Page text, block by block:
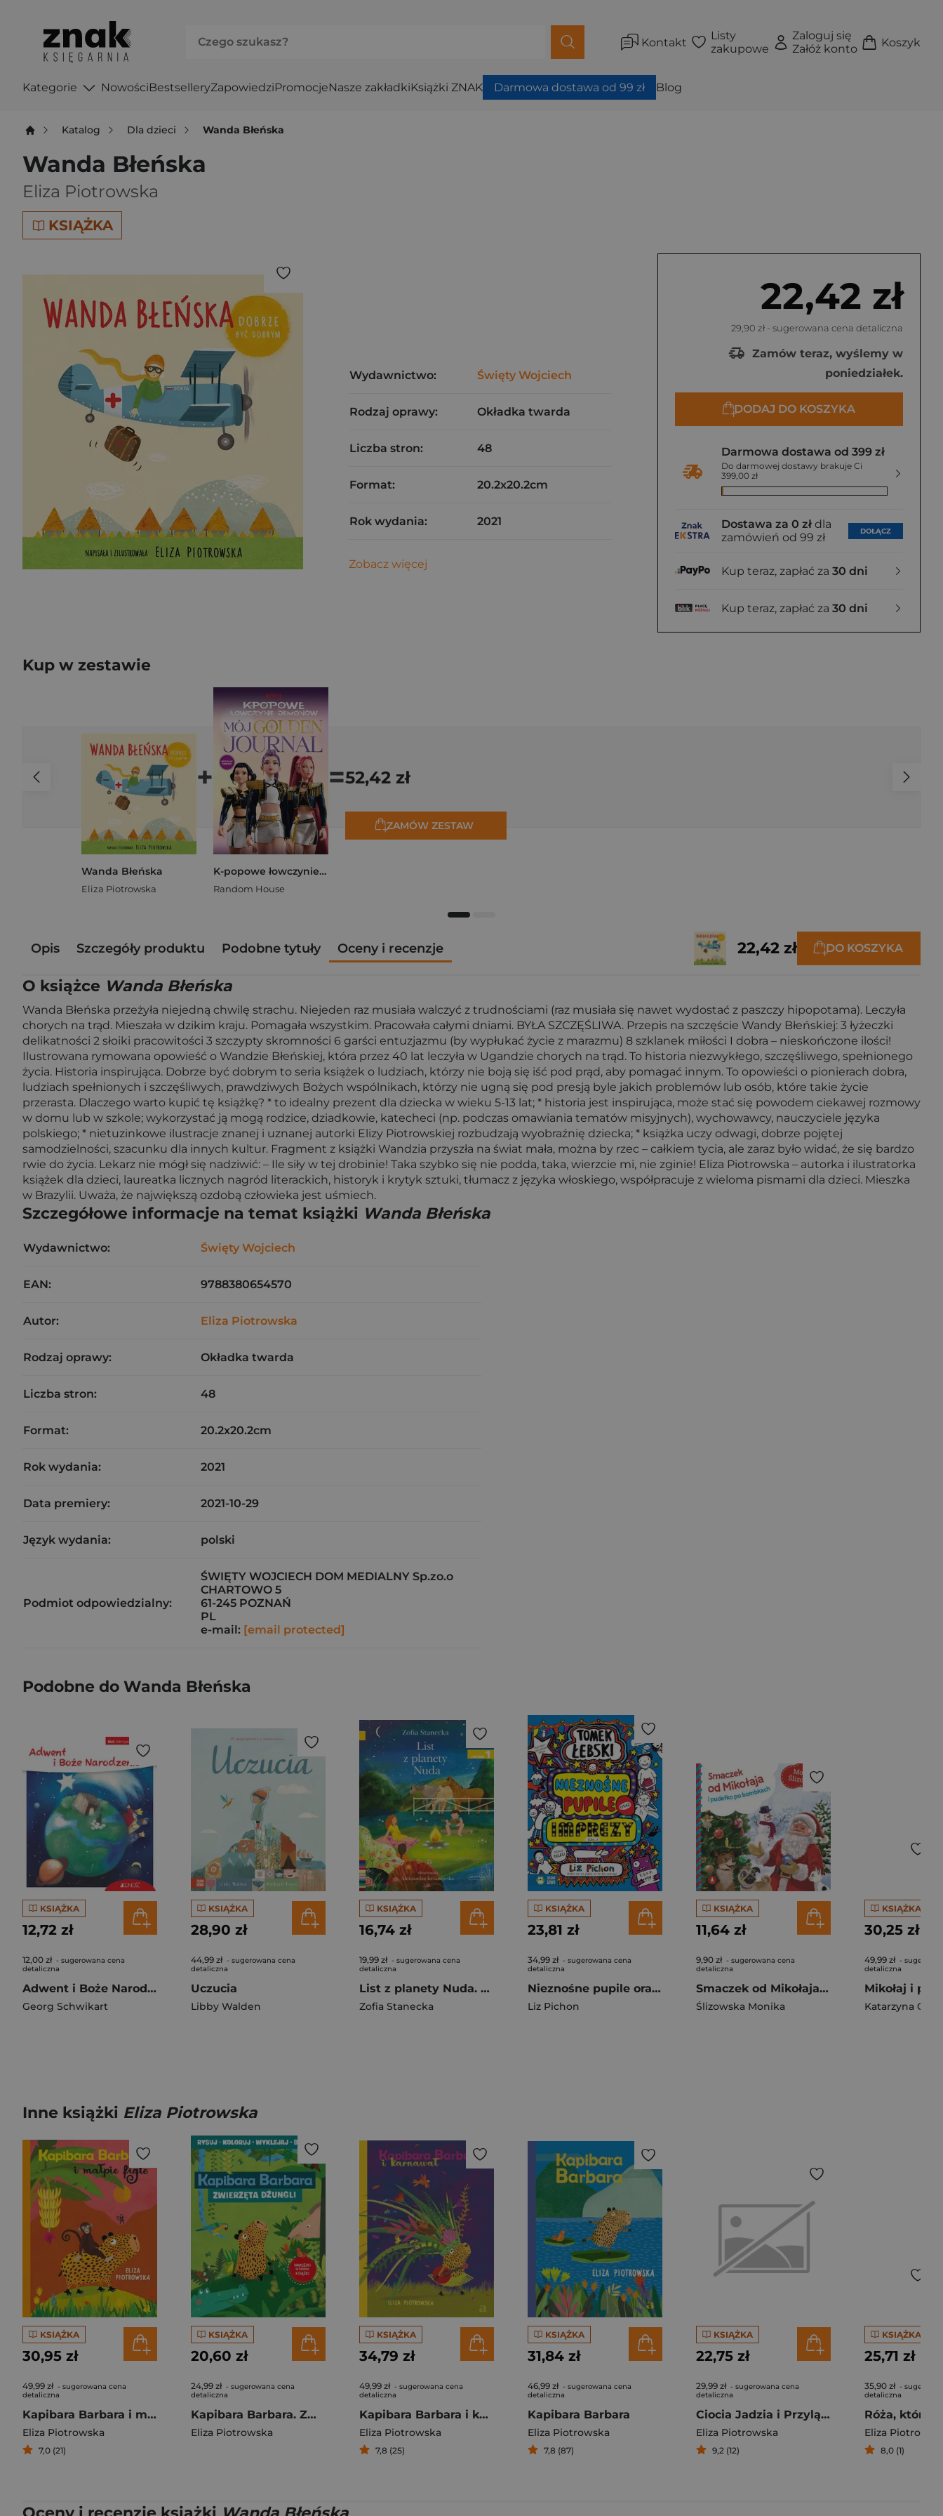
Kontakt
Listy
zakupowe
Zaloguj się
Załóż konto
Koszyk
Kategorie NowościBestselleryZapowiedziPromocjeNasze zakładkiKsiążki ZNAK Darmowa dostawa od 99 zł Blog
Katalog Dla dzieci Wanda Błeńska
Wanda Błeńska
Eliza Piotrowska
KSIĄŻKA
22,42 zł
29,90 zł - sugerowana cena detaliczna
Zamów teraz, wyślemy w
poniedziałek.
DODAJ DO KOSZYKA
Darmowa dostawa od 399 zł
Do darmowej dostawy brakuje Ci
399,00 zł
Dostawa za 0 zł dla
zamówień od 99 zł
DOŁĄCZ
Kup teraz, zapłać za 30 dni
Kup teraz, zapłać za 30 dni
Wydawnictwo: Święty Wojciech
Rodzaj oprawy: Okładka twarda
Liczba stron: 48
Format: 20.2x20.2cm
Rok wydania: 2021
Zobacz więcej
Kup w zestawie
Wanda Błeńska
Eliza Piotrowska
+
K-popowe łowczynie demonów. Mój golden journal. Oficjalny dziennik
Random House
=52,42 zł
ZAMÓW ZESTAW
Opis Szczegóły produktu Podobne tytuły Oceny i recenzje 22,42 zł DO KOSZYKA
O książce Wanda Błeńska
Wanda Błeńska przeżyła niejedną chwilę strachu. Niejeden raz musiała walczyć z trudnościami (raz musiała się nawet wydostać z paszczy hipopotama). Leczyła
chorych na trąd. Mieszała w dzikim kraju. Pomagała wszystkim. Pracowała całymi dniami. BYŁA SZCZĘŚLIWA. Przepis na szczęście Wandy Błeńskiej: 3 łyżeczki
delikatności 2 słoiki pracowitości 3 szczypty skromności 6 garści entuzjazmu (by wypłukać życie z marazmu) 8 szklanek miłości I dobra – nieskończone ilości!
Ilustrowana rymowana opowieść o Wandzie Błeńskiej, która przez 40 lat leczyła w Ugandzie chorych na trąd. To historia niezwykłego, szczęśliwego, spełnionego
życia. Historia inspirująca. Dobrze być dobrym to seria książek o ludziach, którzy nie boją się iść pod prąd, aby pomagać innym. To opowieści o pionierach dobra,
ludziach spełnionych i szczęśliwych, prawdziwych Bożych wspólnikach, którzy nie ugną się pod presją byle jakich problemów lub osób, które takie życie
przerasta. Dlaczego warto kupić tę książkę? * to idealny prezent dla dziecka w wieku 5-13 lat; * historia jest inspirująca, może stać się powodem ciekawej rozmowy
w domu lub w szkole; wykorzystać ją mogą rodzice, dziadkowie, katecheci (np. podczas omawiania tematów misyjnych), wychowawcy, nauczyciele języka
polskiego; * nietuzinkowe ilustracje znanej i uznanej autorki Elizy Piotrowskiej rozbudzają wyobraźnię dziecka; * książka uczy odwagi, dobrze pojętej
samodzielności, szacunku dla innych kultur. Fragment z książki Wandzia przyszła na świat mała, można by rzec – całkiem tycia, ale zaraz było widać, że się bardzo
rwie do życia. Lekarz nie mógł się nadziwić: – Ile siły w tej drobinie! Taka szybko się nie podda, taka, wierzcie mi, nie zginie! Eliza Piotrowska – autorka i ilustratorka
książek dla dzieci, laureatka licznych nagród literackich, historyk i krytyk sztuki, tłumacz z języka włoskiego, współpracuje z wieloma pismami dla dzieci. Mieszka
w Brazylii. Uważa, że największą ozdobą człowieka jest uśmiech.
Szczegółowe informacje na temat książki Wanda Błeńska
Wydawnictwo: Święty Wojciech
EAN: 9788380654570
Autor: Eliza Piotrowska
Rodzaj oprawy: Okładka twarda
Liczba stron: 48
Format: 20.2x20.2cm
Rok wydania: 2021
Data premiery: 2021-10-29
Język wydania: polski
Podmiot odpowiedzialny:
ŚWIĘTY WOJCIECH DOM MEDIALNY Sp.zo.o
CHARTOWO 5
61-245 POZNAŃ
PL
e-mail: [email protected]
Podobne do Wanda Błeńska
KSIĄŻKA
12,72 zł
12,00 zł - sugerowana cena
detaliczna
Adwent i Boże Narodzenie
Georg Schwikart
KSIĄŻKA
28,90 zł
44,99 zł - sugerowana cena
detaliczna
Uczucia
Libby Walden
KSIĄŻKA
16,74 zł
19,99 zł - sugerowana cena
detaliczna
List z planety Nuda. Czytam sobie. Poziom 1
Zofia Stanecka
KSIĄŻKA
23,81 zł
34,99 zł - sugerowana cena
detaliczna
Nieznośne pupile oraz imprezy (Oby…). Tomek Łebski
Liz Pichon
KSIĄŻKA
11,64 zł
9,90 zł - sugerowana cena
detaliczna
Smaczek od Mikołaja i pudełko po bombkach
Ślizowska Monika
KSIĄŻKA
30,25 zł
49,99 zł -
detaliczna
Mikołaj i
Katarzyna
Inne książki Eliza Piotrowska
KSIĄŻKA
30,95 zł
49,99 zł - sugerowana cena
detaliczna
Kapibara Barbara i małpie figle
Eliza Piotrowska
7,0 (21)
KSIĄŻKA
20,60 zł
24,99 zł - sugerowana cena
detaliczna
Kapibara Barbara. Zwierzęta dżungli
Eliza Piotrowska
KSIĄŻKA
34,79 zł
49,99 zł - sugerowana cena
detaliczna
Kapibara Barbara i karnawał
Eliza Piotrowska
7,8 (25)
KSIĄŻKA
31,84 zł
46,99 zł - sugerowana cena
detaliczna
Kapibara Barbara
Eliza Piotrowska
7,8 (87)
KSIĄŻKA
22,75 zł
29,99 zł - sugerowana cena
detaliczna
Ciocia Jadzia i Przylądek Dobrej Nadziei
Eliza Piotrowska
9,2 (12)
KSIĄŻKA
25,71 zł
35,90 zł -
detaliczna
Eliza
8,0 (1)